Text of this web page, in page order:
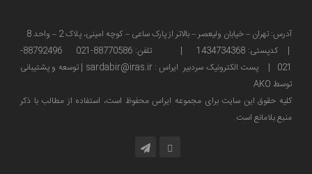
| کدپستی: 1434734368 | تلفن: 88770586-021 88792496-
021 | پست الکترونیک سردبیر ایراس : sardabir@iras.ir |
توسعه و پشتیبانی
توسط AKO
كليه حقوق این سایت برای مجموعه ایراس محفوظ است، استفاده از مطالب با ذكر
منبع بلامانع است.